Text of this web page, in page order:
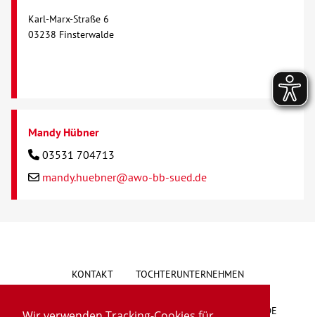
Karl-Marx-Straße 6
03238 Finsterwalde
Mandy Hübner
03531 704713
mandy.huebner@awo-bb-sued.de
KONTAKT TOCHTERUNTERNEHMEN
HINWEISGEBERSYSTEM VORSCHLAG/BESCHWERDE